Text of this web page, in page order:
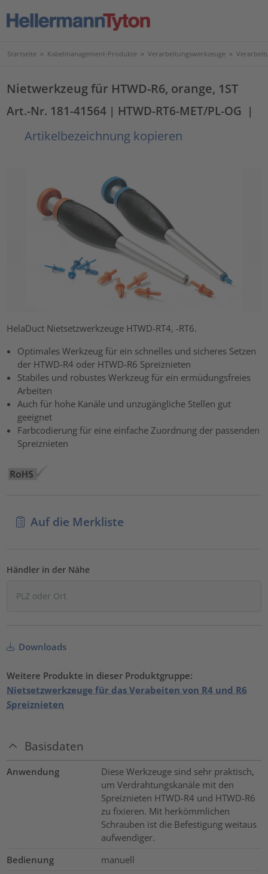
Startseite > Kabelmanagement-Produkte > Verarbeitungswerkzeuge >
Nietwerkzeug für HTWD-R6, orange, 1ST
Art.-Nr. 181-41564 | HTWD-RT6-MET/PL-OG |
Artikelbezeichnung kopieren
HelaDuct Nietsetzwerkzeuge HTWD-RT4, -RT6.
Optimales Werkzeug für ein schnelles und sicheres Setzen
der HTWD-R4 oder HTWD-R6 Spreiznieten
Stabiles und robustes Werkzeug für ein ermüdungsfreies
Arbeiten
Auch für hohe Kanäle und unzugängliche Stellen gut
geeignet
Farbcodierung für eine einfache Zuordnung der passenden
Spreiznieten
Auf die Merkliste
Händler in der Nähe
Downloads
Weitere Produkte in dieser Produktgruppe:
Nietsetzwerkzeuge für das Verabeiten von R4 und R6
Spreiznieten
Basisdaten
Anwendung
Diese Werkzeuge sind sehr praktisch,
um Verdrahtungskanäle mit den
Spreiznieten HTWD-R4 und HTWD-R6
zu fixieren. Mit herkömmlichen
Schrauben ist die Befestigung weitaus
aufwendiger.
Bedienung
manuell